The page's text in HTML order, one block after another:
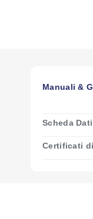
Serie SV230: 2
:
Serie SV250: 3
Serie SV270: 4
Manuali &
Scheda
Certificati